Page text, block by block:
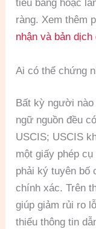
tiểu bang hoặc
ràng. Xem thêm
nhận và bản
Ai có thể chứng
Bất kỳ người
ngữ nguồn đều
USCIS; USCIS
một giấy phép
phải ký tuyên bố
chính xác. Trên
giúp giảm rủi ro
thiếu thông tin